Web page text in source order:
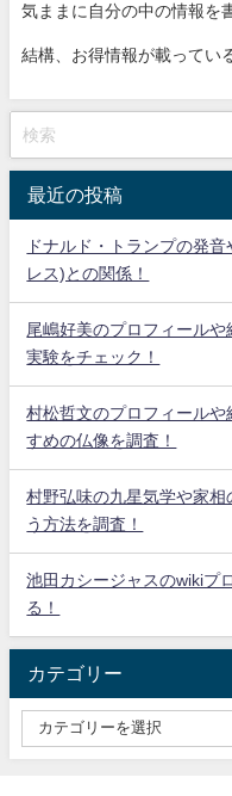
気ままに自分の中の情報を
結構、お得情報が載ってい
最近の投稿
ドナルド・トランプの発
レス)との関係！
尾嶋好美のプロフィール
実験をチェック！
村松哲文のプロフィール
すめの仏像を調査！
村野弘味の九星気学や家
う方法を調査！
池田カシージャスのwikiプ
る！
カテゴリー